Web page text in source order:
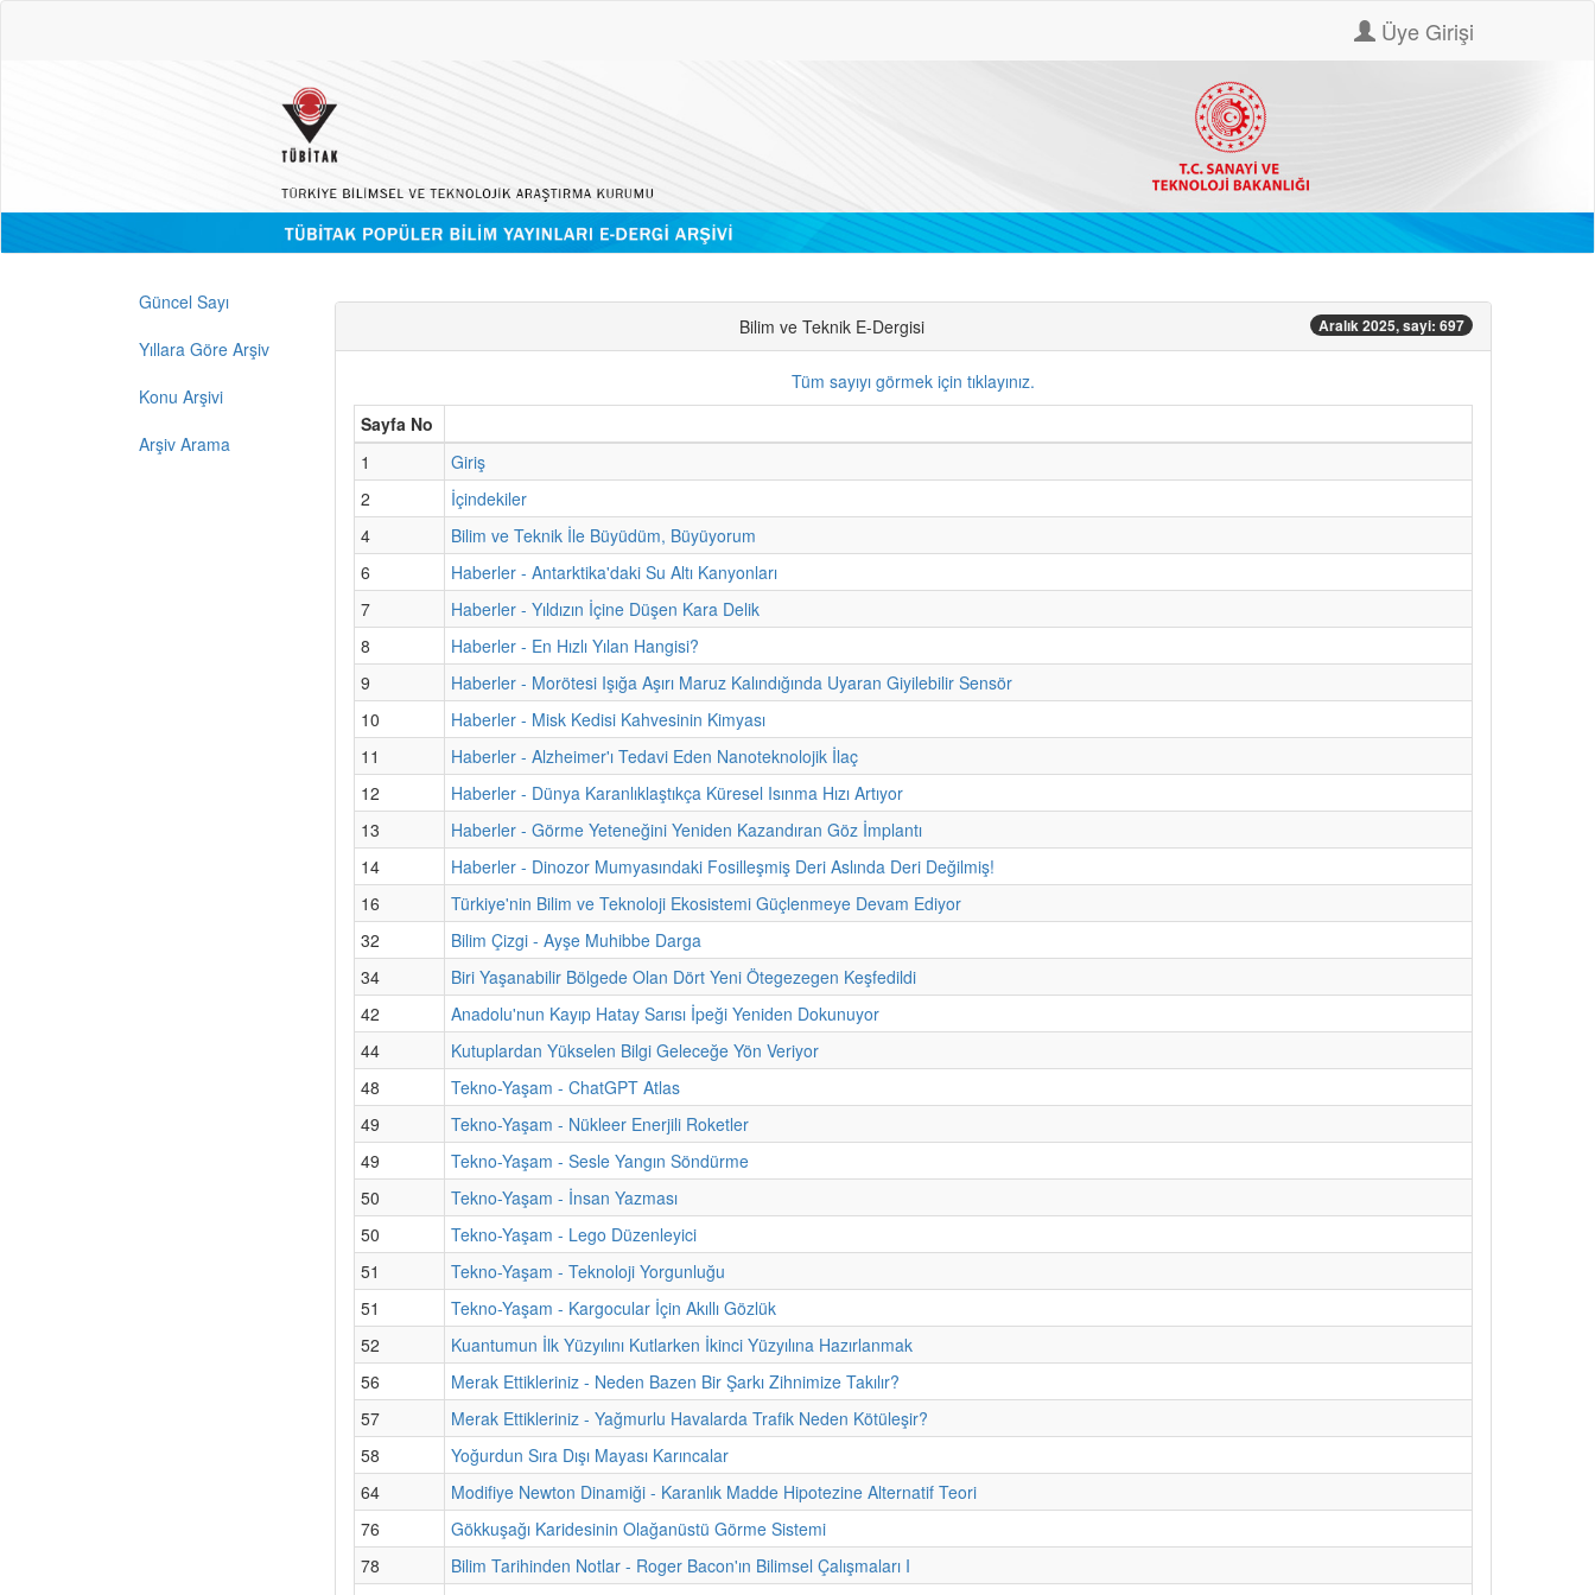
Üye Girişi
Güncel Sayı
Yıllara Göre Arşiv
Konu Arşivi
Arşiv Arama
Bilim ve Teknik E-Dergisi Aralık 2025, sayi: 697
Tüm sayıyı görmek için tıklayınız.
Sayfa No
1
Giriş
2
İçindekiler
4
Bilim ve Teknik İle Büyüdüm, Büyüyorum
6
Haberler - Antarktika'daki Su Altı Kanyonları
7
Haberler - Yıldızın İçine Düşen Kara Delik
8
Haberler - En Hızlı Yılan Hangisi?
9
Haberler - Morötesi Işığa Aşırı Maruz Kalındığında Uyaran Giyilebilir Sensör
10
Haberler - Misk Kedisi Kahvesinin Kimyası
11
Haberler - Alzheimer'ı Tedavi Eden Nanoteknolojik İlaç
12
Haberler - Dünya Karanlıklaştıkça Küresel Isınma Hızı Artıyor
13
Haberler - Görme Yeteneğini Yeniden Kazandıran Göz İmplantı
14
Haberler - Dinozor Mumyasındaki Fosilleşmiş Deri Aslında Deri Değilmiş!
16
Türkiye'nin Bilim ve Teknoloji Ekosistemi Güçlenmeye Devam Ediyor
32
Bilim Çizgi - Ayşe Muhibbe Darga
34
Biri Yaşanabilir Bölgede Olan Dört Yeni Ötegezegen Keşfedildi
42
Anadolu'nun Kayıp Hatay Sarısı İpeği Yeniden Dokunuyor
44
Kutuplardan Yükselen Bilgi Geleceğe Yön Veriyor
48
Tekno-Yaşam - ChatGPT Atlas
49
Tekno-Yaşam - Nükleer Enerjili Roketler
49
Tekno-Yaşam - Sesle Yangın Söndürme
50
Tekno-Yaşam - İnsan Yazması
50
Tekno-Yaşam - Lego Düzenleyici
51
Tekno-Yaşam - Teknoloji Yorgunluğu
51
Tekno-Yaşam - Kargocular İçin Akıllı Gözlük
52
Kuantumun İlk Yüzyılını Kutlarken İkinci Yüzyılına Hazırlanmak
56
Merak Ettikleriniz - Neden Bazen Bir Şarkı Zihnimize Takılır?
57
Merak Ettikleriniz - Yağmurlu Havalarda Trafik Neden Kötüleşir?
58
Yoğurdun Sıra Dışı Mayası Karıncalar
64
Modifiye Newton Dinamiği - Karanlık Madde Hipotezine Alternatif Teori
76
Gökkuşağı Karidesinin Olağanüstü Görme Sistemi
78
Bilim Tarihinden Notlar - Roger Bacon'ın Bilimsel Çalışmaları I